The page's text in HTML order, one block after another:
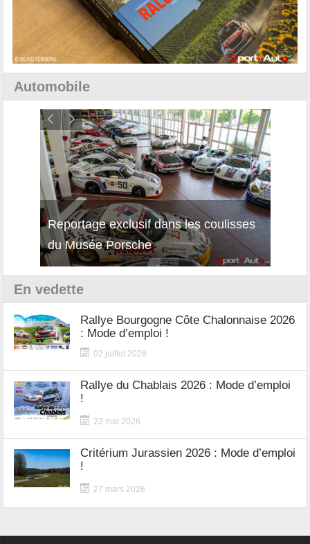
Automobile
Reportage exclusif dans les coulisses
du Musée Porsche
En vedette
Rallye Bourgogne Côte Chalonnaise 2026
: Mode d’emploi !
02 juillet 2026
Rallye du Chablais 2026 : Mode d’emploi
!
22 mai 2026
Critérium Jurassien 2026 : Mode d’emploi
!
27 mars 2026